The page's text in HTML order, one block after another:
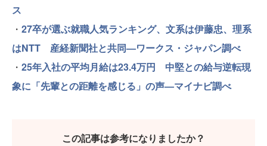
ス
・ 27卒が選ぶ就職人気ランキング、文系は伊藤忠、理系
はNTT 産経新聞社と共同—ワークス・ジャパン調べ
・ 25年入社の平均月給は23.4万円 中堅との給与逆転現
象に「先輩との距離を感じる」の声—マイナビ調べ
この記事は参考になりましたか？